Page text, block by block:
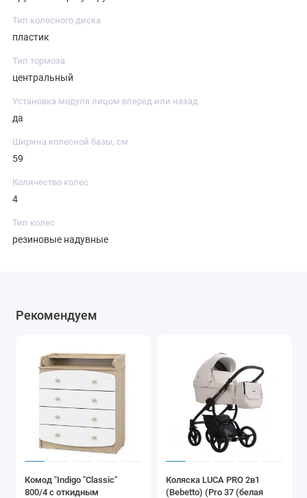
Тип колесного диска
пластик
Тип тормоза
центральный
Установка модуля лицом вперед или назад
да
Ширина колесной базы, см
59
Количество колес
4
Тип колес
резиновые надувные
Рекомендуем
Комод "Indigo "Classic"
800/4 c откидным
Коляска LUCA PRO 2в1
(Bebetto) (Pro 37 (белая